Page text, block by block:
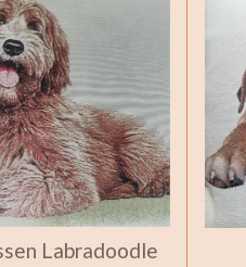
Labradoodle